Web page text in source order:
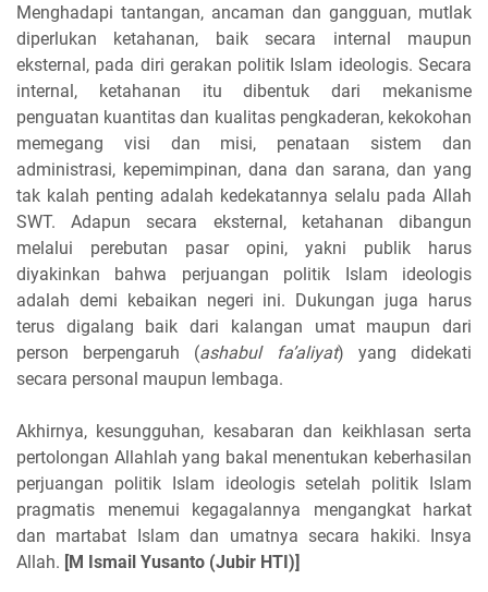
Menghadapi tantangan, ancaman dan gangguan, mutlak
diperlukan ketahanan, baik secara internal maupun
eksternal, pada diri gerakan politik Islam ideologis. Secara
internal, ketahanan itu dibentuk dari mekanisme
penguatan kuantitas dan kualitas pengkaderan, kekokohan
memegang visi dan misi, penataan sistem dan
administrasi, kepemimpinan, dana dan sarana, dan yang
tak kalah penting adalah kedekatannya selalu pada Allah
SWT. Adapun secara eksternal, ketahanan dibangun
melalui perebutan pasar opini, yakni publik harus
diyakinkan bahwa perjuangan politik Islam ideologis
adalah demi kebaikan negeri ini. Dukungan juga harus
terus digalang baik dari kalangan umat maupun dari
person berpengaruh (ashabul fa’aliyat) yang didekati
secara personal maupun lembaga.
Akhirnya, kesungguhan, kesabaran dan keikhlasan serta
pertolongan Allahlah yang bakal menentukan keberhasilan
perjuangan politik Islam ideologis setelah politik Islam
pragmatis menemui kegagalannya mengangkat harkat
dan martabat Islam dan umatnya secara hakiki. Insya
Allah. [M Ismail Yusanto (Jubir HTI)]